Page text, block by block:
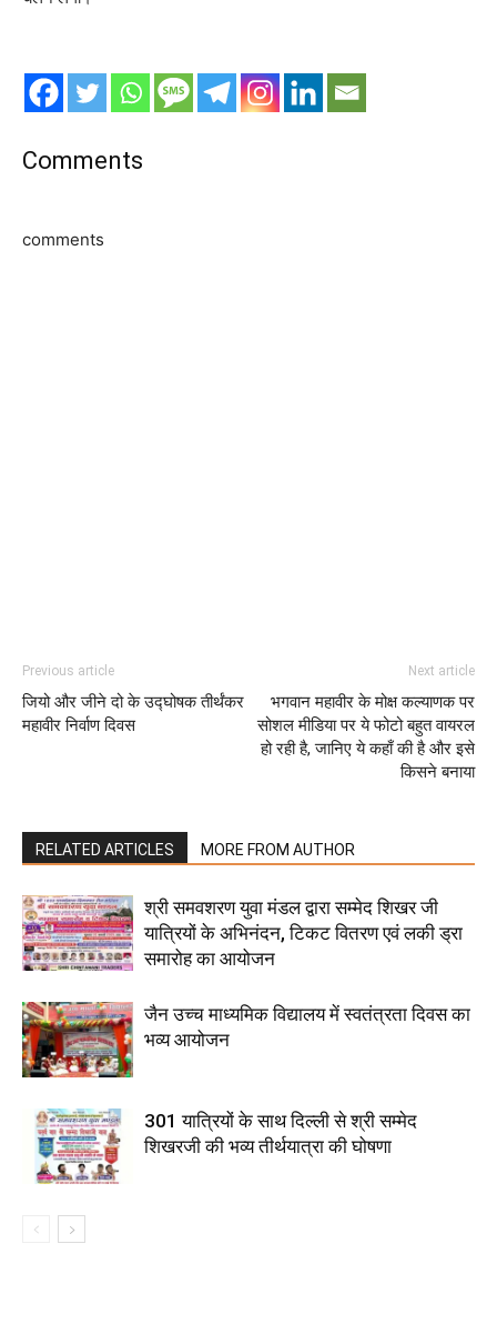
Comments
comments
Previous article
जियो और जीने दो के उद्घोषक तीर्थंकर
महावीर निर्वाण दिवस
Next article
भगवान महावीर के मोक्ष कल्याणक पर
सोशल मीडिया पर ये फोटो बहुत वायरल
हो रही है, जानिए ये कहाँ की है और इसे
किसने बनाया
RELATED ARTICLES MORE FROM AUTHOR
श्री समवशरण युवा मंडल द्वारा सम्मेद शिखर जी
यात्रियों के अभिनंदन, टिकट वितरण एवं लकी ड्रा
समारोह का आयोजन
जैन उच्च माध्यमिक विद्यालय में स्वतंत्रता दिवस का
भव्य आयोजन
301 यात्रियों के साथ दिल्ली से श्री सम्मेद
शिखरजी की भव्य तीर्थयात्रा की घोषणा